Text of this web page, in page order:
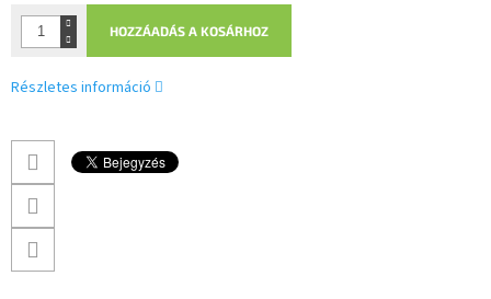
HOZZÁADÁS A KOSÁRHOZ
Részletes információ